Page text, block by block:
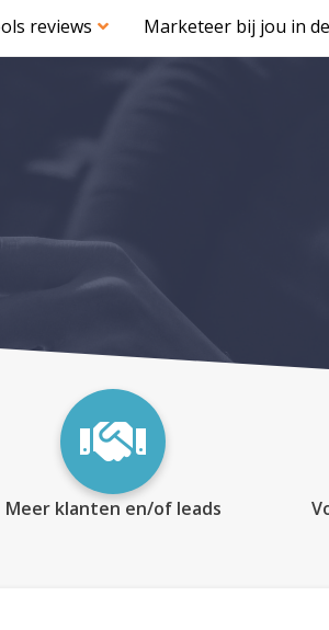
reviews Marketeer bij jou in
Meer klanten en/of leads